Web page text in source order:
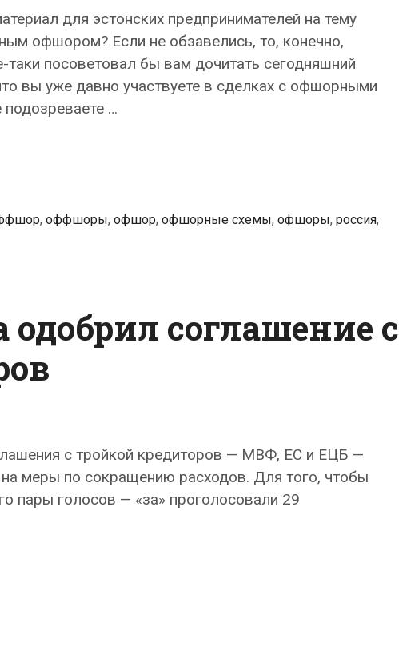
для эстонских предпринимателей на тему
офшором? Если не обзавелись, то, конечно,
посоветовал бы вам дочитать сегодняшний
вы уже давно участвуете в сделках с офшорными
…
, оффшоры, офшор, офшорные схемы, офшоры, россия,
соглашение с
с тройкой кредиторов — МВФ, ЕС и ЕЦБ —
меры по сокращению расходов. Для того, чтобы
пары голосов — «за» проголосовали 29